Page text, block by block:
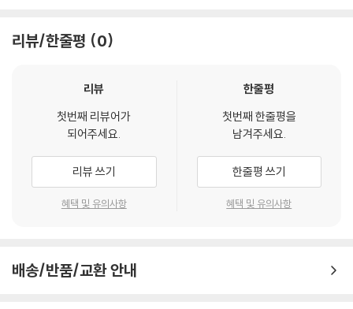
리뷰/한줄평 0
리뷰
첫번째 리뷰어가
되어주세요.
리뷰 쓰기
혜택 및 유의사항
한줄평
첫번째 한줄평을
남겨주세요.
한줄평 쓰기
혜택 및 유의사항
배송/반품/교환 안내